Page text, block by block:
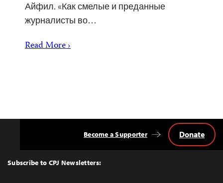
Айфил. «Как смелые и преданные
журналисты во…
Read More ›
Top
Subscribe to CPJ Newsletters:
Become a Supporter Donate